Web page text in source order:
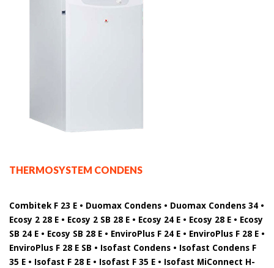
THERMOSYSTEM CONDENS
Combitek F 23 E • Duomax Condens • Duomax Condens 34 •
Ecosy 2 28 E • Ecosy 2 SB 28 E • Ecosy 24 E • Ecosy 28 E • Ecosy
SB 24 E • Ecosy SB 28 E • EnviroPlus F 24 E • EnviroPlus F 28 E •
EnviroPlus F 28 E SB • Isofast Condens • Isofast Condens F
35 E • Isofast F 28 E • Isofast F 35 E • Isofast MiConnect H-